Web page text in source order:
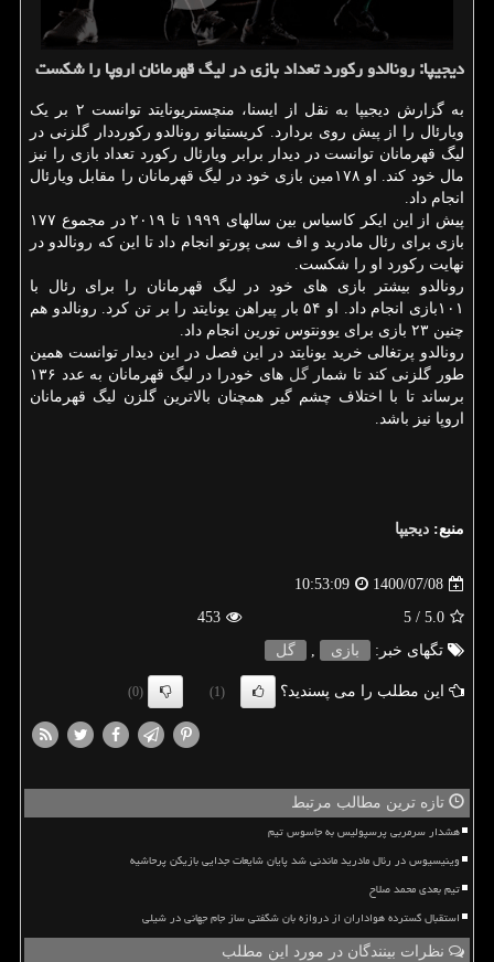
دیجیپا: رونالدو رکورد تعداد بازی در لیگ قهرمانان اروپا را شکست
به گزارش دیجیپا به نقل از ایسنا، منچستریونایتد توانست ۲ بر یک
ویارئال را از پیش روی بردارد. کریستیانو رونالدو رکورددار گلزنی در
لیگ قهرمانان توانست در دیدار برابر ویارئال رکورد تعداد بازی را نیز
مال خود کند. او ۱۷۸مین بازی خود در لیگ قهرمانان را مقابل ویارئال
انجام داد.
پیش از این ایکر کاسیاس بین سالهای ۱۹۹۹ تا ۲۰۱۹ در مجموع ۱۷۷
بازی برای رئال مادرید و اف سی پورتو انجام داد تا این که رونالدو در
نهایت رکورد او را شکست.
رونالدو بیشتر بازی های خود در لیگ قهرمانان را برای رئال با
۱۰۱بازی انجام داد. او ۵۴ بار پیراهن یونایتد را بر تن کرد. رونالدو هم
چنین ۲۳ بازی برای یوونتوس تورین انجام داد.
رونالدو پرتغالی خرید یونایتد در این فصل در این دیدار توانست همین
طور گلزنی کند تا شمارگل
های خودرا در لیگ قهرمانان به عدد ۱۳۶
برساند تا با اختلاف چشم گیر همچنان بالاترین گلزن لیگ قهرمانان
اروپا نیز باشد.
منبع: دیجیپا
1400/07/08
10:53:09
5.0
/ 5
453
تگهای خبر:
بازی , گل
این مطلب را می پسندید؟ (1)
(0)
تازه ترین مطالب مرتبط
هشدار سرمربی پرسپولیس به جاسوس تیم
وینیسیوس در رئال مادرید ماندنی شد پایان شایعات جدایی بازیکن پرحاشیه
تیم بعدی محمد صلاح
استقبال گسترده هواداران از دروازه بان شگفتی ساز جام جهانی در شیلی
نظرات بینندگان در مورد این مطلب